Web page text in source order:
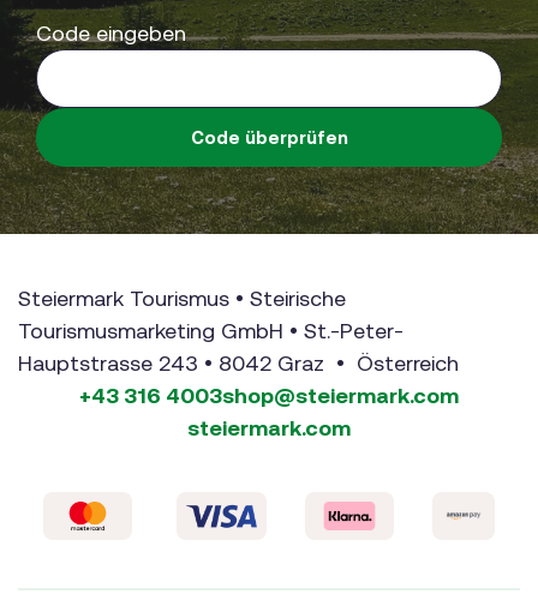
Code eingeben
Code überprüfen
Steiermark Tourismus • Steirische
Tourismusmarketing GmbH • St.-Peter-
Hauptstrasse 243 • 8042 Graz • Österreich
+43 316 4003shop@steiermark.com
steiermark.com